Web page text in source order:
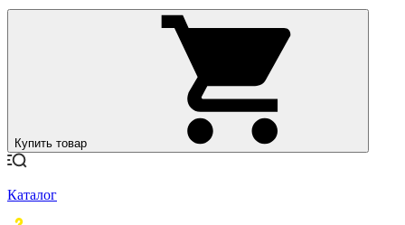
Купить товар
Каталог